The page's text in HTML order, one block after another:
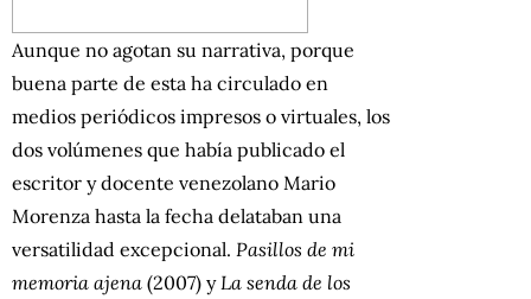
Aunque no agotan su narrativa, porque
buena parte de esta ha circulado en
medios periódicos impresos o virtuales, los
dos volúmenes que había publicado el
escritor y docente venezolano Mario
Morenza hasta la fecha delataban una
versatilidad excepcional. Pasillos de mi
memoria ajena (2007) y La senda de los